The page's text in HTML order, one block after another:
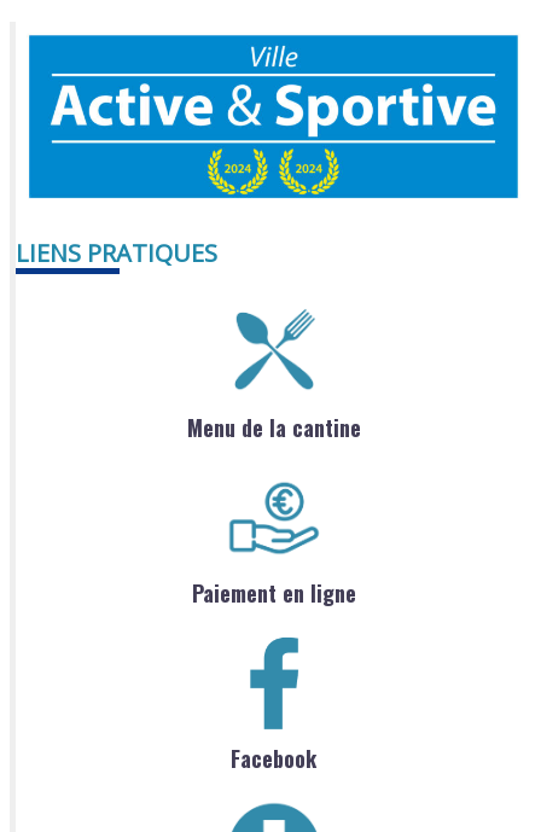
LIENS PRATIQUES
Menu de la cantine
Paiement en ligne
Facebook